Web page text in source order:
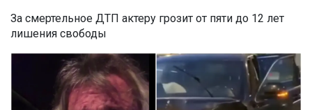
За смертельное ДТП актеру грозит от пяти до 12 лет
лишения свободы